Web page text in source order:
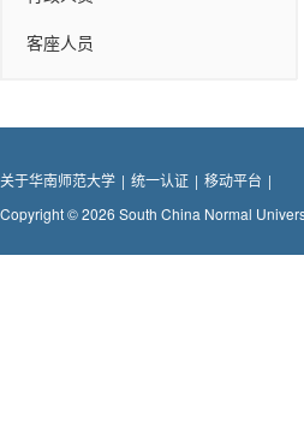
客座人员
关于华南师范大学 | 统一认证 | 移动平台 |
Copyright © 2026 South China Normal